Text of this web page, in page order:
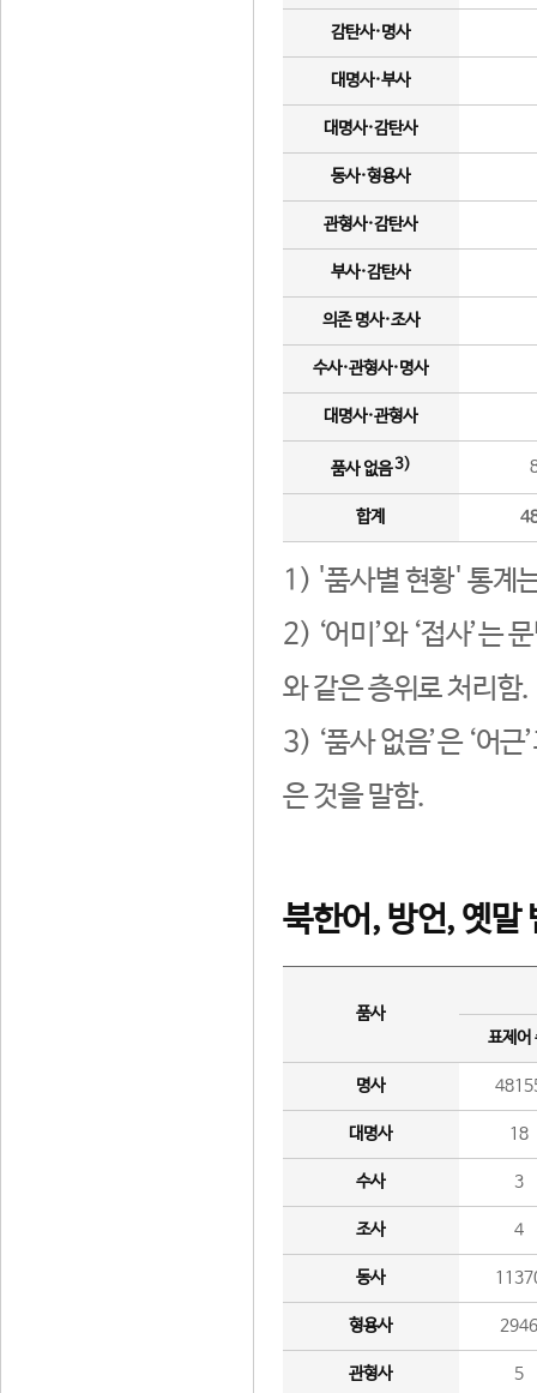
감탄사·명사
대명사·부사
대명사·감탄사
동사·형용사
관형사·감탄사
부사·감탄사
의존 명사·조사
수사·관형사·명사
대명사·관형사
품사 없음3)
합계
1) '품사별 현황' 통계
2) ‘어미’와 ‘접사’는
와 같은 층위로 처리함.
3) ‘품사 없음’은 ‘어
은 것을 말함.
북한어, 방언, 옛말
품사
표제어
명사
대명사 18
수사 3
조사 4
동사
형용사 2946
관형사 5